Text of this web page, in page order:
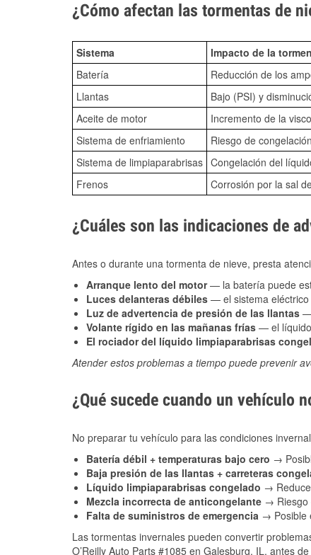
¿Cómo afectan las tormentas de
Sistema Impacto de la
Batería
Reducción de los
Llantas
Bajo (PSI) y
Aceite de motor
Incremento de la
Sistema de enfriamiento
Riesgo de
Sistema de limpiaparabrisas Congelación del
Frenos
Corrosión por la sal
¿Cuáles son las indicaciones de
Antes o durante una tormenta de nieve, presta
Arranque lento del motor— la batería puede
Luces delanteras débiles — el sistema
Luz de advertencia de presión de las llantas —
Volante rígido en las mañanas frías — el líquido
El rociador del líquido limpiaparabrisas
Atender estos problemas a tiempo puede prevenir
¿Qué sucede cuando un vehículo
No preparar tu vehículo para las condiciones
Batería débil + temperaturas bajo cero →
Baja presión de las llantas + carreteras
Líquido limpiaparabrisas congelado →
Mezcla incorrecta de anticongelante → Riesgo
Falta de suministros de emergencia → Posible
Las tormentas invernales pueden convertir
O’Reilly Auto Parts #1085 en Galesburg, IL, antes